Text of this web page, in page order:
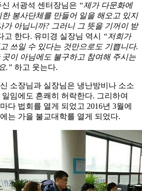
서광석 센터장님은 “제가 다문화에
봉사단체를 만들어 일을 해오고 있지
가 아닙니까? 그러니 그 뜻을 기꺼이 받
고 한다. 유미경 실장님 역시
“저희가
쓰일 수 있다는 것만으로도 기쁩니다.
곳이 아님에도 불구하고 참여해 주시는
.” 하고 웃는다.
소장님과 실장님은 냉난방비나 소소
임에도 흔쾌히 허락한다. 그리하여
다 법회를 열게 되었고 2016년 3월에
는 가을 불교대학를 열게 되었다.